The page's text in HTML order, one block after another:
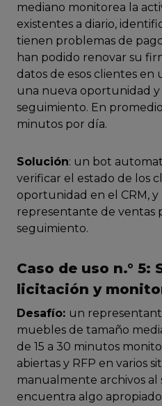
mediano monitorea la
existentes a diario,
tienen problemas de
han podido renovar su
datos de esos clientes en
una nueva oportunidad y
seguimiento. En
minutos por día.
Solución: un bot
verificar el estado de los
oportunidad en el CRM, y
representante de ventas
seguimiento.
Caso de uso n.° 5:
licitación y
Desafío: un
muebles de tamaño
de 15 a 30 minutos
abiertas y RFP en varios
manualmente archivos al
encuentra algo